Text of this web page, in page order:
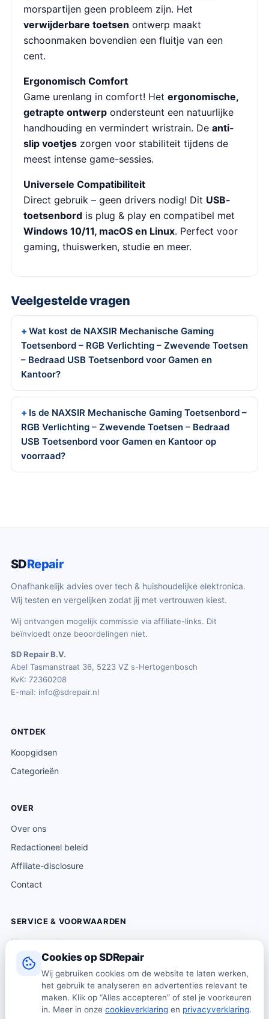
Cookies op SDRepair
Wij gebruiken cookies om de website te laten werken,
het gebruik te analyseren en advertenties relevant te
maken. Klik op “Alles accepteren” of stel je voorkeuren
in. Meer in onze cookieverklaring en privacyverklaring.
morspartijen geen probleem zijn. Het
verwijderbare toetsen ontwerp maakt
schoonmaken bovendien een fluitje van een
cent.
Ergonomisch Comfort
Game urenlang in comfort! Het ergonomische,
getrapte ontwerp ondersteunt een natuurlijke
handhouding en vermindert wristrain. De anti-
slip voetjes zorgen voor stabiliteit tijdens de
meest intense game-sessies.
Universele Compatibiliteit
Direct gebruik – geen drivers nodig! Dit USB-
toetsenbord is plug & play en compatibel met
Windows 10/11, macOS en Linux. Perfect voor
gaming, thuiswerken, studie en meer.
Veelgestelde vragen
Wat kost de NAXSIR Mechanische Gaming
Toetsenbord – RGB Verlichting – Zwevende Toetsen
– Bedraad USB Toetsenbord voor Gamen en
Kantoor?
Is de NAXSIR Mechanische Gaming Toetsenbord –
RGB Verlichting – Zwevende Toetsen – Bedraad
USB Toetsenbord voor Gamen en Kantoor op
voorraad?
SDRepair
Onafhankelijk advies over tech & huishoudelijke elektronica.
Wij testen en vergelijken zodat jij met vertrouwen kiest.
Wij ontvangen mogelijk commissie via affiliate-links. Dit
beïnvloedt onze beoordelingen niet.
SD Repair B.V.
Abel Tasmanstraat 36, 5223 VZ s-Hertogenbosch
KvK: 72360208
E-mail: info@sdrepair.nl
ONTDEK
Koopgidsen
Categorieën
OVER
Over ons
Redactioneel beleid
Affiliate-disclosure
Contact
SERVICE & VOORWAARDEN
Klantenservice
Verzending & levering
Retourneren
Algemene voorwaarden